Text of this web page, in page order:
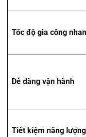
Tốc độ gia công
Dễ dàng vận hành
Tiết kiệm năng lượng